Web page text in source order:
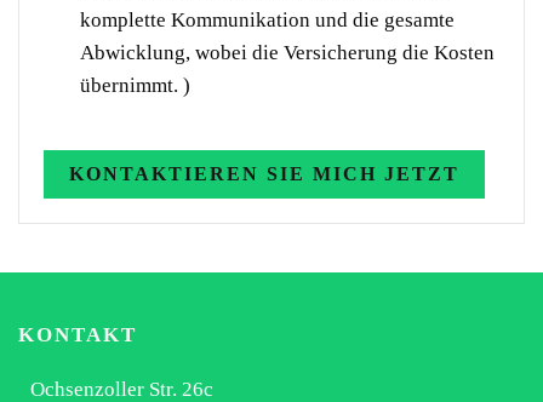
komplette Kommunikation und die gesamte
Abwicklung, wobei die Versicherung die Kosten
übernimmt. )
KONTAKTIEREN SIE MICH JETZT
KONTAKT
Ochsenzoller Str. 26c